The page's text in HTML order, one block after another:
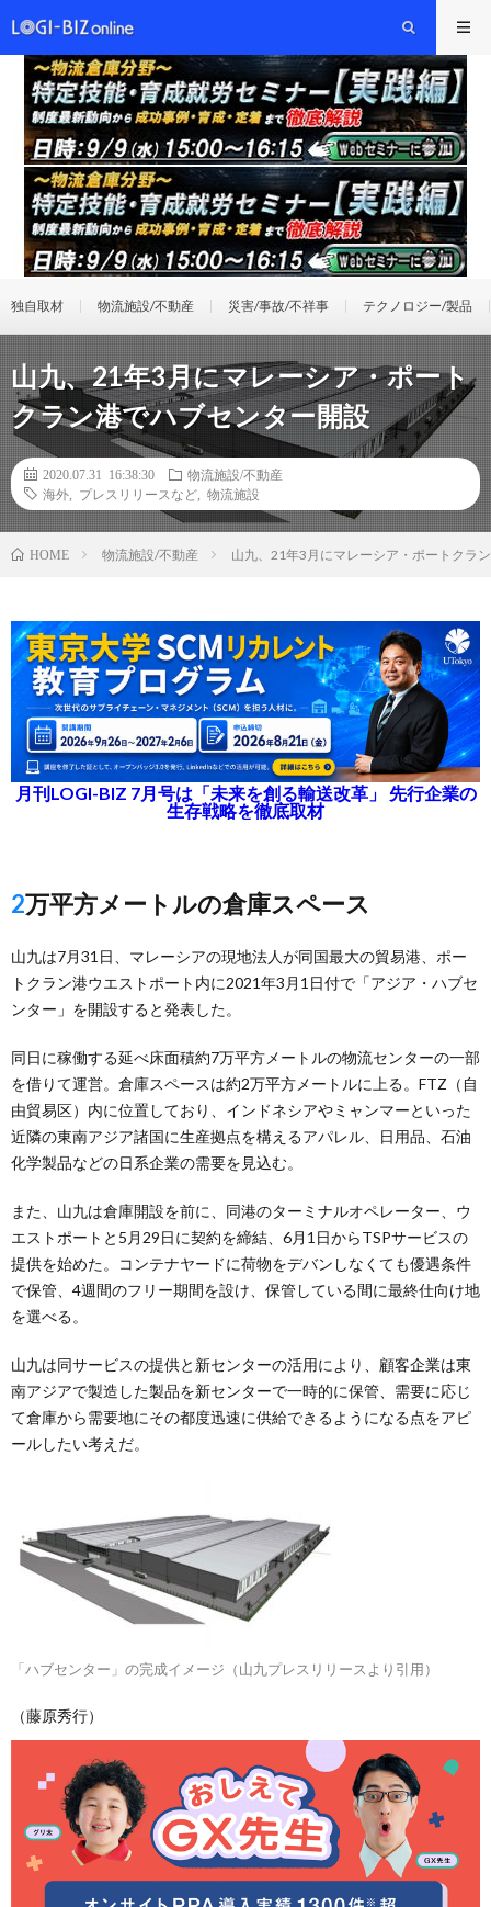
独自取材 物流施設/不動産 災害/事故/不祥事 テクノロジー/製品
山九、21年3月にマレーシア・ポート
クラン港でハブセンター開設
2020.07.31 16:38:30
物流施設/不動産
海外
プレスリリースなど 物流施設
HOME 物流施設/不動産 山九、21年3月にマレーシア・ポートクラ
月刊LOGI-BIZ 7月号は「未来を創る輸送改革」 先行企業の
生存戦略を徹底取材
2万平方メートルの倉庫スペース
山九は7月31日、マレーシアの現地法人が同国最大の貿易港、ポー
トクラン港ウエストポート内に2021年3月1日付で「アジア・ハブセ
ンター」を開設すると発表した。
同日に稼働する延べ床面積約7万平方メートルの物流センターの一部
を借りて運営。倉庫スペースは約2万平方メートルに上る。FTZ（自
由貿易区）内に位置しており、インドネシアやミャンマーといった
近隣の東南アジア諸国に生産拠点を構えるアパレル、日用品、石油
化学製品などの日系企業の需要を見込む。
また、山九は倉庫開設を前に、同港のターミナルオペレーター、ウ
エストポートと5月29日に契約を締結、6月1日からTSPサービスの
提供を始めた。コンテナヤードに荷物をデバンしなくても優遇条件
で保管、4週間のフリー期間を設け、保管している間に最終仕向け地
を選べる。
山九は同サービスの提供と新センターの活用により、顧客企業は東
南アジアで製造した製品を新センターで一時的に保管、需要に応じ
て倉庫から需要地にその都度迅速に供給できるようになる点をアピ
ールしたい考えだ。
「ハブセンター」の完成イメージ（山九プレスリリースより引用）
（藤原秀行）